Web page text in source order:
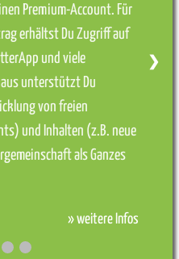
Premium-Account. Für
erhältst Du Zugriff auf
und viele
unterstützt Du
von freien
und Inhalten (z.B. neue
als Ganzes
» weitere Infos
❯